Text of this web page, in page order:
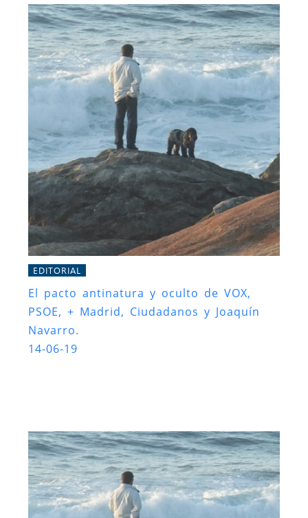
EDITORIAL
El pacto antinatura y oculto de VOX,
PSOE, + Madrid, Ciudadanos y Joaquín
Navarro.
14-06-19